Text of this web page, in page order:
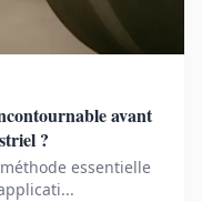
avant
?
essentielle